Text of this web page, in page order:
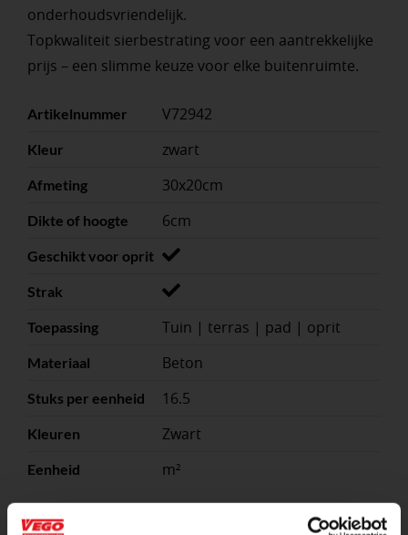
onderhoudsvriendelijk.
Topkwaliteit sierbestrating voor een aantrekkelijke
prijs – een slimme keuze voor elke buitenruimte.
Artikelnummer V72942
Kleur zwart
Afmeting 30x20cm
Dikte of hoogte 6cm
Geschikt voor oprit
Strak
Toepassing Tuin | terras | pad | oprit
Materiaal Beton
Stuks per eenheid 16.5
Kleuren Zwart
Eenheid m²